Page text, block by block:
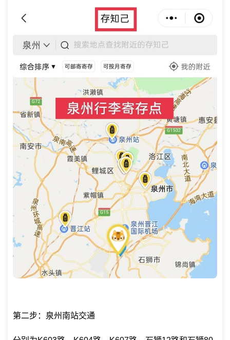
第二步：泉州南站交通